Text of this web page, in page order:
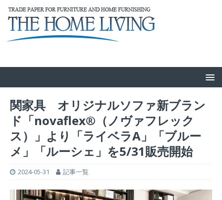
関家具 オリジナルソファ新ブラン
ド「novaflex®（ノヴァフレック
ス）」より「ライベラA」「ブルー
メ」「ルーシェ」を5/31販売開始
2024-05-31 記事一覧